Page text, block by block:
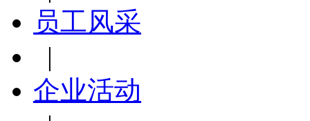
员工风采
|
企业活动